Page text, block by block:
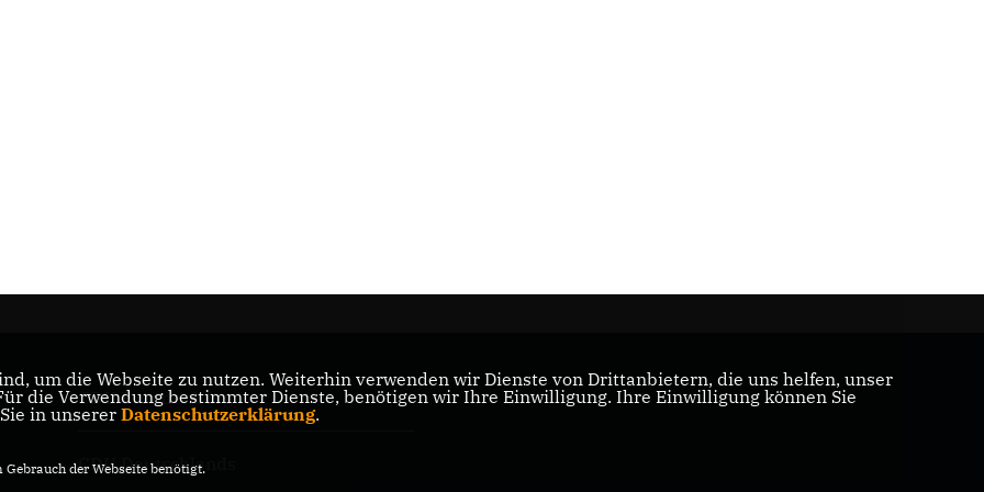
CDU Brandenburg
CDU Deutschlands
um die Webseite zu nutzen. Weiterhin verwenden wir Dienste von Drittanbietern, die uns helfen, unser
die Verwendung bestimmter Dienste, benötigen wir Ihre Einwilligung. Ihre Einwilligung können Sie
in unserer Datenschutzerklärung.
der Webseite benötigt.